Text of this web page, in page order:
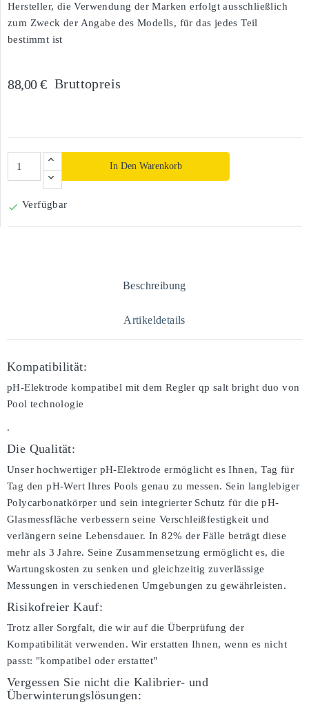
Hersteller, die Verwendung der Marken erfolgt ausschließlich
zum Zweck der Angabe des Modells, für das jedes Teil
bestimmt ist
88,00 € Bruttopreis
In Den Warenkorb
 Verfügbar
Beschreibung
Artikeldetails
Kompatibilität:
pH-Elektrode kompatibel mit dem Regler qp salt bright duo von
Pool technologie
.
Die Qualität:
Unser hochwertiger pH-Elektrode ermöglicht es Ihnen, Tag für
Tag den pH-Wert Ihres Pools genau zu messen. Sein langlebiger
Polycarbonatkörper und sein integrierter Schutz für die pH-
Glasmessfläche verbessern seine Verschleißfestigkeit und
verlängern seine Lebensdauer. In 82% der Fälle beträgt diese
mehr als 3 Jahre. Seine Zusammensetzung ermöglicht es, die
Wartungskosten zu senken und gleichzeitig zuverlässige
Messungen in verschiedenen Umgebungen zu gewährleisten.
Risikofreier Kauf:
Trotz aller Sorgfalt, die wir auf die Überprüfung der
Kompatibilität verwenden. Wir erstatten Ihnen, wenn es nicht
passt: "kompatibel oder erstattet"
Vergessen Sie nicht die Kalibrier- und
Überwinterungslösungen: